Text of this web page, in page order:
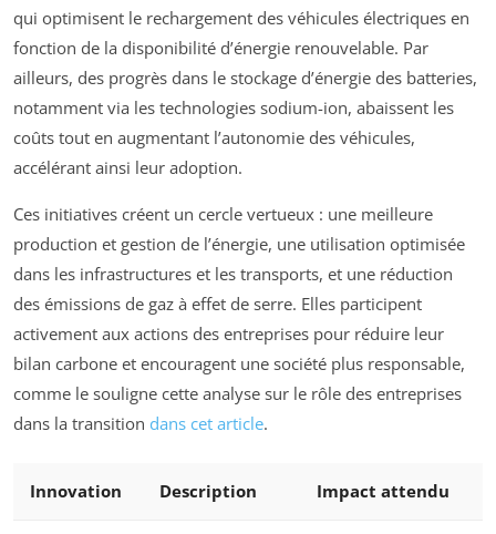
qui optimisent le rechargement des véhicules électriques en
fonction de la disponibilité d’énergie renouvelable. Par
ailleurs, des progrès dans le stockage d’énergie des batteries,
notamment via les technologies sodium-ion, abaissent les
coûts tout en augmentant l’autonomie des véhicules,
accélérant ainsi leur adoption.
Ces initiatives créent un cercle vertueux : une meilleure
production et gestion de l’énergie, une utilisation optimisée
dans les infrastructures et les transports, et une réduction
des émissions de gaz à effet de serre. Elles participent
activement aux actions des entreprises pour réduire leur
bilan carbone et encouragent une société plus responsable,
comme le souligne cette analyse sur le rôle des entreprises
dans la transition dans cet article.
Innovation Description Impact attendu